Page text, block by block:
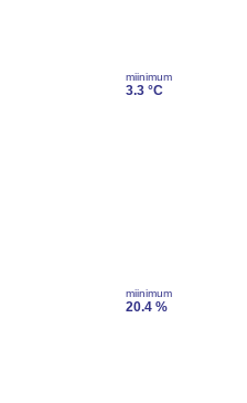
miinimum
3.3 °C
miinimum
20.4 %